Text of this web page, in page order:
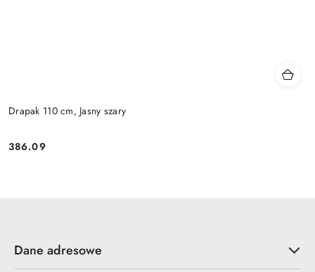
Drapak 110 cm, Jasny szary
Cena:
386.09
Dane adresowe